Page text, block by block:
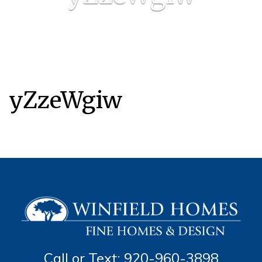
yZzeWgiw
Call or Text: 920-960-3898